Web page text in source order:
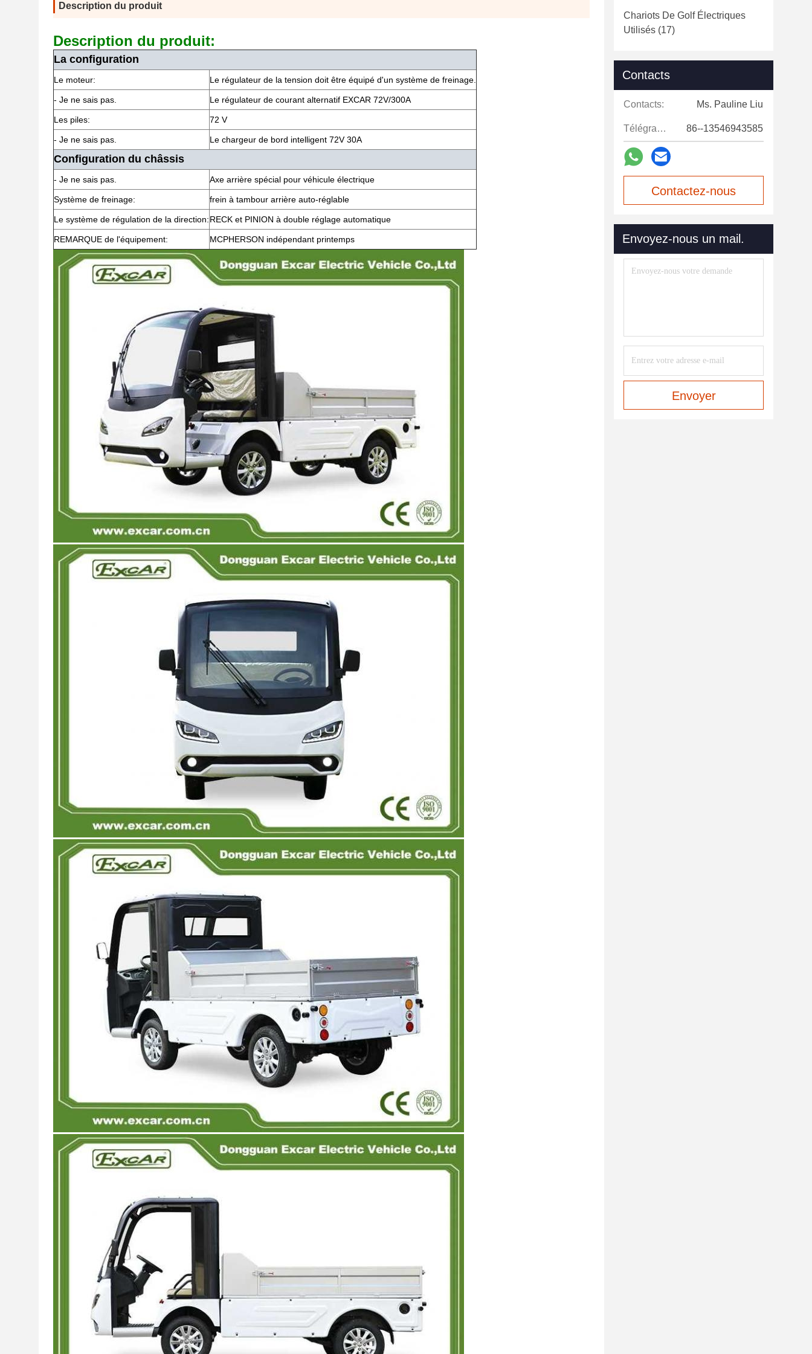
Description du produit
Description du produit:
La configuration
Le moteur: Le régulateur de la tension doit être équipé d'un système de freinage.
- Je ne sais pas. Le régulateur de courant alternatif EXCAR 72V/300A
Les piles: 72 V
- Je ne sais pas. Le chargeur de bord intelligent 72V 30A
Configuration du châssis
- Je ne sais pas. Axe arrière spécial pour véhicule électrique
Système de freinage: frein à tambour arrière auto-réglable
Le système de régulation de la direction:RECK et PINION à double réglage automatique
REMARQUE de l'équipement: MCPHERSON indépendant printemps
Chariots De Golf Électriques
Utilisés (17)
Contacts
Contacts: Ms. Pauline Liu
Télégramme: 86--13546943585
Contactez-nous
Envoyez-nous un mail.
Envoyer